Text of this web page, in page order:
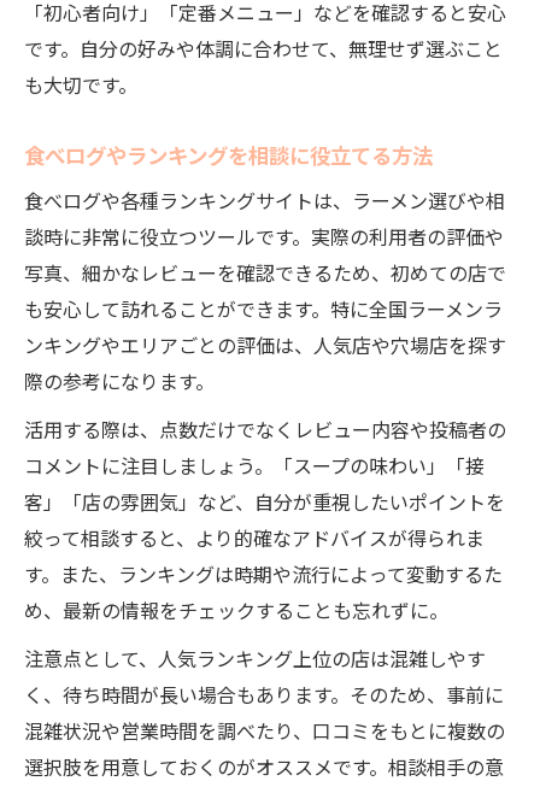
「初心者向け」「定番メニュー」などを確認すると安心
です。自分の好みや体調に合わせて、無理せず選ぶこと
も大切です。
食べログやランキングを相談に役立てる方法
食べログや各種ランキングサイトは、ラーメン選びや相
談時に非常に役立つツールです。実際の利用者の評価や
写真、細かなレビューを確認できるため、初めての店で
も安心して訪れることができます。特に全国ラーメンラ
ンキングやエリアごとの評価は、人気店や穴場店を探す
際の参考になります。
活用する際は、点数だけでなくレビュー内容や投稿者の
コメントに注目しましょう。「スープの味わい」「接
客」「店の雰囲気」など、自分が重視したいポイントを
絞って相談すると、より的確なアドバイスが得られま
す。また、ランキングは時期や流行によって変動するた
め、最新の情報をチェックすることも忘れずに。
注意点として、人気ランキング上位の店は混雑しやす
く、待ち時間が長い場合もあります。そのため、事前に
混雑状況や営業時間を調べたり、口コミをもとに複数の
選択肢を用意しておくのがオススメです。相談相手の意